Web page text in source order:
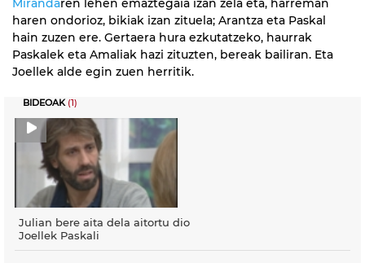
Mirandaren lehen emaztegaia izan zela eta, harreman
haren ondorioz, bikiak izan zituela; Arantza eta Paskal
hain zuzen ere. Gertaera hura ezkutatzeko, haurrak
Paskalek eta Amaliak hazi zituzten, bereak bailiran. Eta
Joellek alde egin zuen herritik.
BIDEOAK(1)
Julian bere aita dela aitortu dio
Joellek Paskali